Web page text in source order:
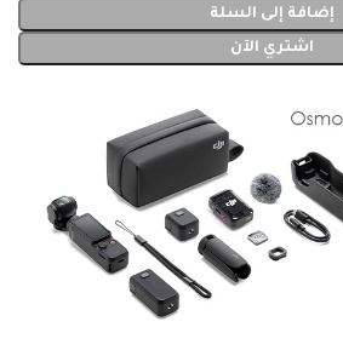
إضافة إلى السلة
اشتري الآن